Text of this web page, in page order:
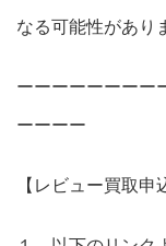
なる可能性があり
ーーーーーーーー
ーーーー
【レビュー買取申